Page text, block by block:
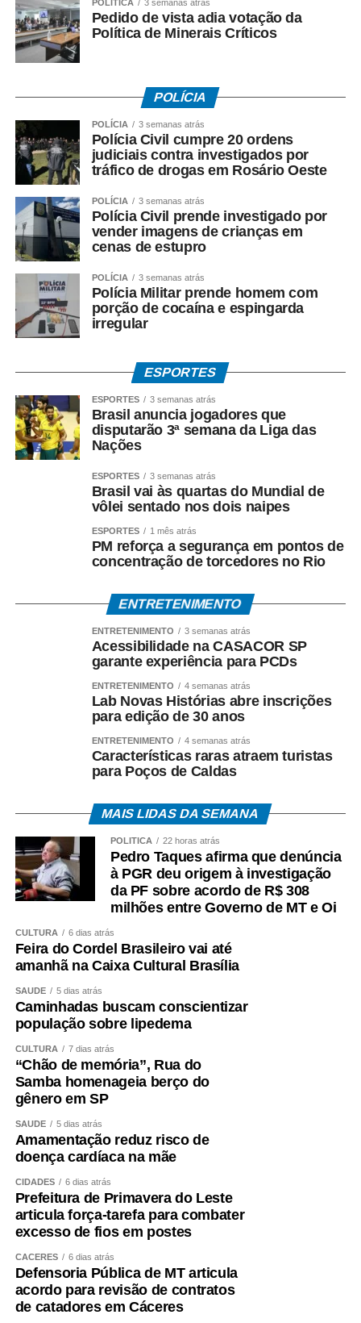
Nota fiscal é importante para garantir direitos
A nota fiscal e os comprovantes de pagamento são
fundamentais para comprovar a relação de consumo em
casos de defeito, necessidade de assistência técnica ou
eventual reclamação.
“É fundamental que o consumidor tenha toda a
documentação da compra, porque ela é a comprovação
da relação de consumo”, reforça a coordenadora.
Outro ponto que costuma gerar dúvidas durante o período
de compras é a possibilidade de troca de presentes.
Em compras realizadas presencialmente, a loja não é
obrigada a trocar um produto sem defeito apenas porque
o consumidor mudou de ideia, escolheu o tamanho
errado ou não gostou da cor ou do modelo.
“Temos esse costume em cidades do interior, onde muitas
lojas fazem a troca como uma cortesia ao cliente. Porém,
empresa oferece esse benefício, é importante que o
consumidor saiba quais são as regras, condições e prazo
para realizar a troca”, explica Aline.
Compras pela internet exigem atenção
Para quem optar pelas compras online, o Procon
recomenda atenção redobrada. Antes de efetuar o
pagamento, o consumidor deve verificar a reputação da
empresa, CNPJ, endereço, canais de atendimento e
referências em plataformas de reclamação.
Também é importante conferir se o site acessado é
realmente oficial e evitar links recebidos por mensagens
ou redes sociais que possam direcionar para páginas
falsas.
Nas compras realizadas fora do estabelecimento
comercial, como pela internet, telefone ou catálogo, existe
o direito de arrependimento previsto no Código de Defesa
do Consumidor.
“Nas compras virtuais, a partir do recebimento do produto,
o consumidor tem sete dias para desistir da compra e
POLÍTICA 3 semanas atrás
Pedido de vista adia votação da
Política de Minerais Críticos
POLÍCIA
POLÍCIA 3 semanas atrás
Polícia Civil cumpre 20 ordens
judiciais contra investigados por
tráfico de drogas em Rosário Oeste
POLÍCIA 3 semanas atrás
Polícia Civil prende investigado por
vender imagens de crianças em
cenas de estupro
POLÍCIA 3 semanas atrás
Polícia Militar prende homem com
porção de cocaína e espingarda
irregular
ESPORTES
ESPORTES 3 semanas atrás
Brasil anuncia jogadores que
disputarão 3ª semana da Liga das
Nações
ESPORTES 3 semanas atrás
Brasil vai às quartas do Mundial de
vôlei sentado nos dois naipes
ESPORTES 1 mês atrás
PM reforça a segurança em pontos de
concentração de torcedores no Rio
ENTRETENIMENTO
ENTRETENIMENTO 3 semanas atrás
Acessibilidade na CASACOR SP
garante experiência para PCDs
ENTRETENIMENTO 4 semanas atrás
Lab Novas Histórias abre inscrições
para edição de 30 anos
ENTRETENIMENTO 4 semanas atrás
Características raras atraem turistas
para Poços de Caldas
MAIS LIDAS DA SEMANA
POLÍTICA 22 horas atrás
Pedro Taques afirma que denúncia
à PGR deu origem à investigação
da PF sobre acordo de R$ 308
milhões entre Governo de MT e Oi
CULTURA 6 dias atrás
Feira do Cordel Brasileiro vai até
amanhã na Caixa Cultural Brasília
SAÚDE 5 dias atrás
Caminhadas buscam conscientizar
população sobre lipedema
CULTURA 7 dias atrás
“Chão de memória”, Rua do
Samba homenageia berço do
gênero em SP
SAÚDE 5 dias atrás
Amamentação reduz risco de
doença cardíaca na mãe
CIDADES 6 dias atrás
Prefeitura de Primavera do Leste
articula força-tarefa para combater
excesso de fios em postes
CÁCERES 6 dias atrás
Defensoria Pública de MT articula
acordo para revisão de contratos
de catadores em Cáceres